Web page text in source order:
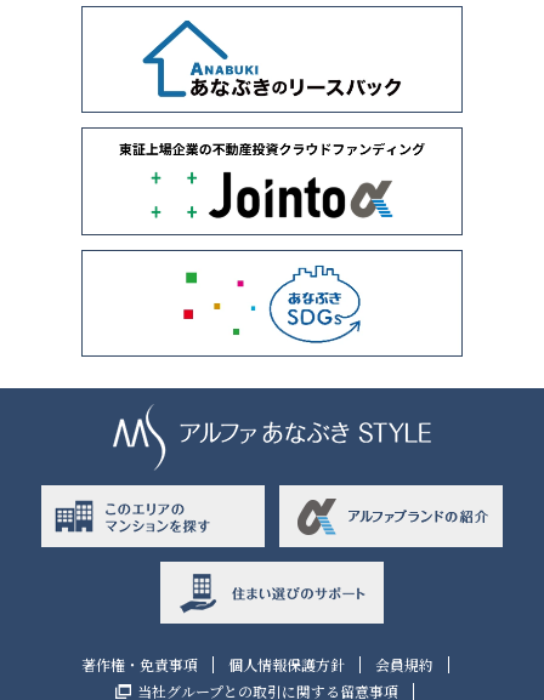
著作権・免責事項 個人情報保護方針
会員規約
当社グループとの取引に関する留意事項